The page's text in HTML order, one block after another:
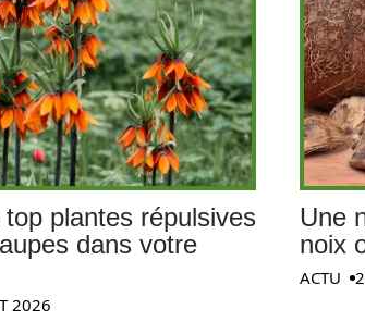
plantes répulsives
dans votre
2026
Une
noix
ACTU